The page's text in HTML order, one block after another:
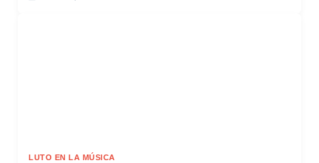
LUTO EN LA MÚSICA